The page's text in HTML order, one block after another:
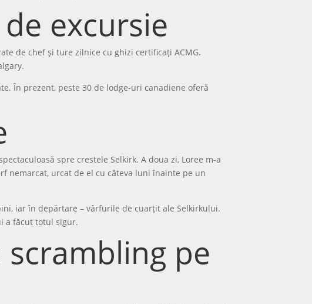
excursie
de chef și ture zilnice cu ghizi certificați ACMG.
În prezent, peste 30 de lodge-uri canadiene oferă
spre crestele Selkirk. A doua zi, Loree m-a
nemarcat, urcat de el cu câteva luni înainte pe un
iar în depărtare – vârfurile de cuarțit ale Selkirkului.
a făcut totul sigur.
pe